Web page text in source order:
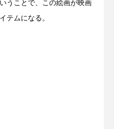
うことで、この絵画が映画
テムになる。